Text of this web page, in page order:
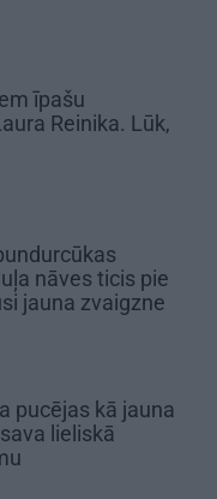
īpašu
Reinika. Lūk,
nāves ticis pie
jauna zvaigzne
pucējas kā jauna
lieliskā